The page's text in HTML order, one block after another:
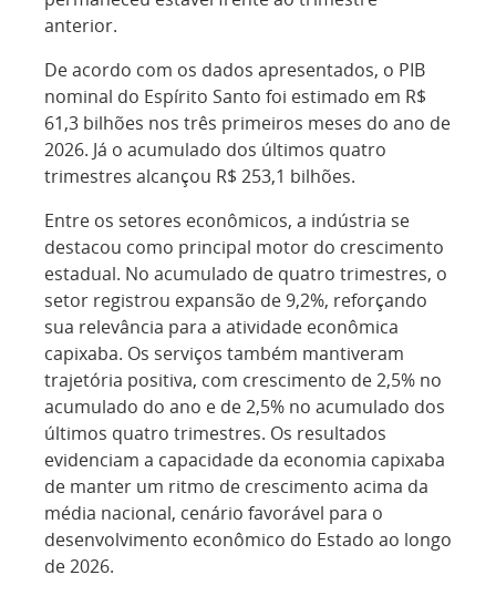
anterior.
De acordo com os dados apresentados, o PIB
nominal do Espírito Santo foi estimado em R$
61,3 bilhões nos três primeiros meses do ano de
2026. Já o acumulado dos últimos quatro
trimestres alcançou R$ 253,1 bilhões.
Entre os setores econômicos, a indústria se
destacou como principal motor do crescimento
estadual. No acumulado de quatro trimestres, o
setor registrou expansão de 9,2%, reforçando
sua relevância para a atividade econômica
capixaba. Os serviços também mantiveram
trajetória positiva, com crescimento de 2,5% no
acumulado do ano e de 2,5% no acumulado dos
últimos quatro trimestres. Os resultados
evidenciam a capacidade da economia capixaba
de manter um ritmo de crescimento acima da
média nacional, cenário favorável para o
desenvolvimento econômico do Estado ao longo
de 2026.